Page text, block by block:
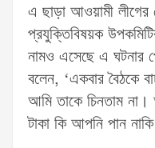
এ ছাড়া আওয়ামী লীগের
প্রযুক্তিবিষয়ক
নামও এসেছে এ ঘটনার
বলেন, ‘একবার বৈঠকে
আমি তাকে চিনতাম
টাকা কি আপনি পান